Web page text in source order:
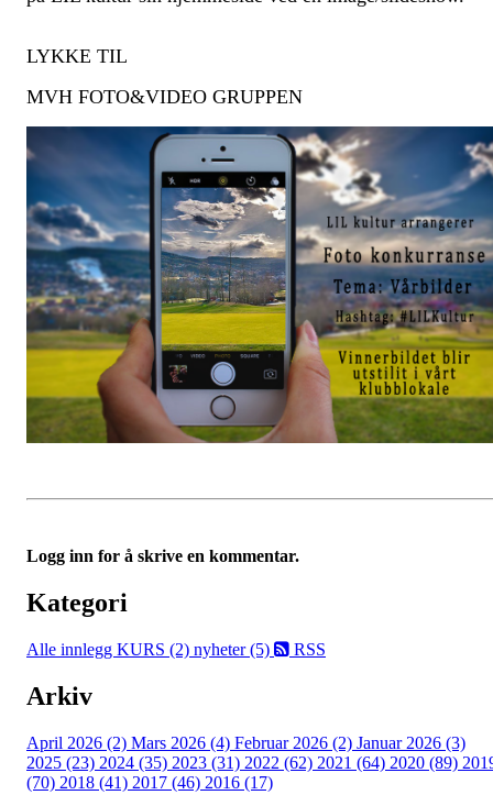
LYKKE TIL
MVH FOTO&VIDEO GRUPPEN
Logg inn for å skrive en kommentar.
Kategori
Alle innlegg KURS (2) nyheter (5) RSS
Arkiv
April 2026 (2) Mars 2026 (4) Februar 2026 (2) Januar 2026 (3)
2025 (23) 2024 (35) 2023 (31) 2022 (62) 2021 (64) 2020 (89)
(70) 2018 (41) 2017 (46) 2016 (17)